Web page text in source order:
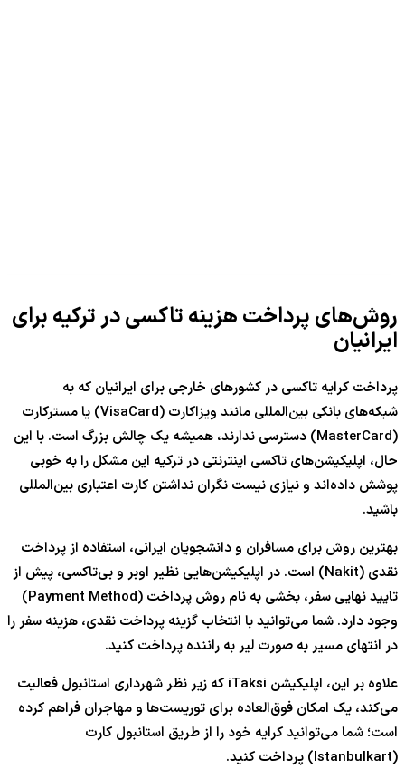
روش‌های پرداخت هزینه تاکسی در ترکیه برای
ایرانیان
پرداخت کرایه تاکسی در کشورهای خارجی برای ایرانیان که به
شبکه‌های بانکی بین‌المللی مانند ویزاکارت (VisaCard) یا مسترکارت
(MasterCard) دسترسی ندارند، همیشه یک چالش بزرگ است. با این
حال، اپلیکیشن‌های تاکسی اینترنتی در ترکیه این مشکل را به خوبی
پوشش داده‌اند و نیازی نیست نگران نداشتن کارت اعتباری بین‌المللی
باشید.
بهترین روش برای مسافران و دانشجویان ایرانی، استفاده از پرداخت
نقدی (Nakit) است. در اپلیکیشن‌هایی نظیر اوبر و بی‌تاکسی، پیش از
تایید نهایی سفر، بخشی به نام روش پرداخت (Payment Method)
وجود دارد. شما می‌توانید با انتخاب گزینه پرداخت نقدی، هزینه سفر را
در انتهای مسیر به صورت لیر به راننده پرداخت کنید.
علاوه بر این، اپلیکیشن iTaksi که زیر نظر شهرداری استانبول فعالیت
می‌کند، یک امکان فوق‌العاده برای توریست‌ها و مهاجران فراهم کرده
است؛ شما می‌توانید کرایه خود را از طریق استانبول کارت
(Istanbulkart) پرداخت کنید.